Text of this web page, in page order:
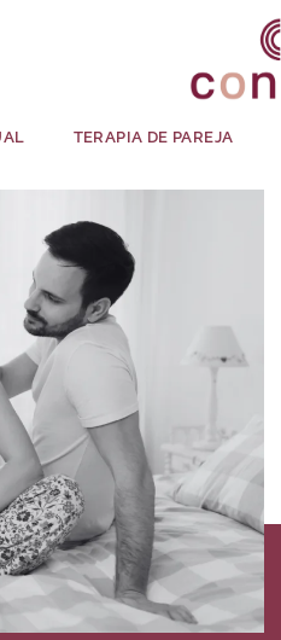
TERAPIA DE PAREJA